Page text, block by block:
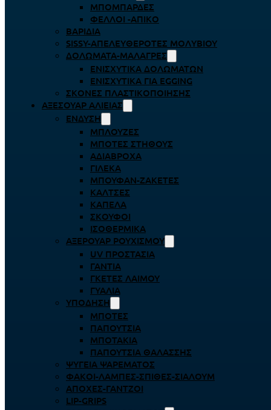
ΜΠΟΜΠΆΡΔΕΣ
ΦΕΛΛΟΊ -ΑΠΊΚΟ
ΒΑΡΊΔΙΑ
SISSY-ΑΠΕΛΕΥΘΕΡΟΤΈΣ ΜΟΛΥΒΙΟΎ
ΔΟΛΏΜΑΤΑ-ΜΑΛΆΓΡΕΣ
ΕΝΙΣΧΥΤΙΚΆ ΔΟΛΩΜΆΤΩΝ
ΕΝΙΣΧΥΤΙΚΆ ΓΙΑ EGGING
ΣΚΌΝΕΣ ΠΛΑΣΤΙΚΟΠΟΊΗΣΗΣ
ΑΞΕΣΟΥΆΡ ΑΛΙΕΊΑΣ
ΈΝΔΥΣΗ
ΜΠΛΟΎΖΕΣ
ΜΠΌΤΕΣ ΣΤΉΘΟΥΣ
ΑΔΙΆΒΡΟΧΑ
ΓΙΛΈΚΑ
ΜΠΟΥΦΆΝ-ΖΑΚΈΤΕΣ
ΚΆΛΤΣΕΣ
ΚΑΠΈΛΑ
ΣΚΟΎΦΟΙ
ΙΣΟΘΕΡΜΙΚΆ
ΑΞΕΡΟΥΆΡ ΡΟΥΧΙΣΜΟΎ
UV ΠΡΟΣΤΑΣΊΑ
ΓΆΝΤΙΑ
ΓΚΈΤΕΣ ΛΑΊΜΟΥ
ΓΥΑΛΙΆ
ΥΠΌΔΗΣΗ
ΜΠΌΤΕΣ
ΠΑΠΟΎΤΣΙΑ
ΜΠΟΤΆΚΙΑ
ΠΑΠΟΎΤΣΙΑ ΘΑΛΆΣΣΗΣ
ΨΥΓΕΊΑ ΨΑΡΈΜΑΤΟΣ
ΦΑΚΟΊ-ΛΆΜΠΕΣ-ΣΠΊΘΕΣ-ΣΊΑΛΟΥΜ
ΑΠΌΧΕΣ-ΓΆΝΤΖΟΙ
LIP-GRIPS